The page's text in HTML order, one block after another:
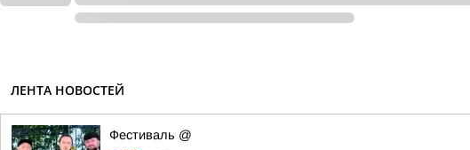
ЛЕНТА НОВОСТЕЙ
Фестиваль @